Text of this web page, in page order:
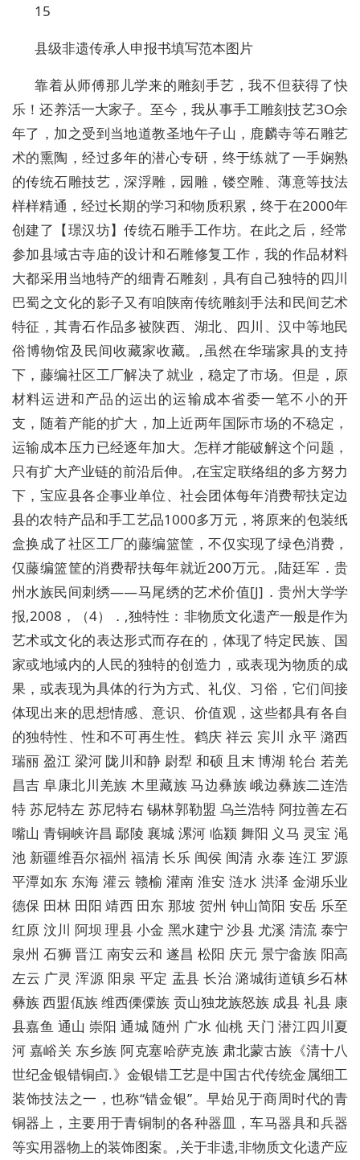
15
县级非遗传承人申报书填写范本图片
靠着从师傅那儿学来的雕刻手艺，我不但获得了快
乐！还养活一大家子。至今，我从事手工雕刻技艺3O余
年了，加之受到当地道教圣地午子山，鹿麟寺等石雕艺
术的熏陶，经过多年的潜心专研，终于练就了一手娴熟
的传统石雕技艺，深浮雕，园雕，镂空雕、薄意等技法
样样精通，经过长期的学习和物质积累，终于在2000年
创建了【璟汉坊】传统石雕手工作坊。在此之后，经常
参加县域古寺庙的设计和石雕修复工作，我的作品材料
大都采用当地特产的细青石雕刻，具有自己独特的四川
巴蜀之文化的影子又有咱陕南传统雕刻手法和民间艺术
特征，其青石作品多被陕西、湖北、四川、汉中等地民
俗博物馆及民间收藏家收藏。,虽然在华瑞家具的支持
下，藤编社区工厂解决了就业，稳定了市场。但是，原
材料运进和产品的运出的运输成本省委一笔不小的开
支，随着产能的扩大，加上近两年国际市场的不稳定，
运输成本压力已经逐年加大。怎样才能破解这个问题，
只有扩大产业链的前沿后伸。,在宝定联络组的多方努力
下，宝应县各企事业单位、社会团体每年消费帮扶定边
县的农特产品和手工艺品1000多万元，将原来的包装纸
盒换成了社区工厂的藤编篮筐，不仅实现了绿色消费，
仅藤编篮筐的消费帮扶每年就近200万元。,陆廷军．贵
州水族民间刺绣——马尾绣的艺术价值[J]．贵州大学学
报,2008，（4）．,独特性：非物质文化遗产一般是作为
艺术或文化的表达形式而存在的，体现了特定民族、国
家或地域内的人民的独特的创造力，或表现为物质的成
果，或表现为具体的行为方式、礼仪、习俗，它们间接
体现出来的思想情感、意识、价值观，这些都具有各自
的独特性、性和不可再生性。 鹤庆 祥云 宾川 永平 潞西
瑞丽 盈江 梁河 陇川和静 尉犁 和硕 且末 博湖 轮台 若羌
昌吉 阜康北川羌族 木里藏族 马边彝族 峨边彝族二连浩
特 苏尼特左 苏尼特右 锡林郭勒盟 乌兰浩特 阿拉善左石
嘴山 青铜峡许昌 鄢陵 襄城 漯河 临颍 舞阳 义马 灵宝 渑
池 新疆维吾尔福州 福清 长乐 闽侯 闽清 永泰 连江 罗源
平潭如东 东海 灌云 赣榆 灌南 淮安 涟水 洪泽 金湖乐业
德保 田林 田阳 靖西 田东 那坡 贺州 钟山简阳 安岳 乐至
红原 汶川 阿坝 理县 小金 黑水建宁 沙县 尤溪 清流 泰宁
泉州 石狮 晋江 南安云和 遂昌 松阳 庆元 景宁畲族 阳高
左云 广灵 浑源 阳泉 平定 盂县 长治 潞城街道镇乡石林
彝族 西盟佤族 维西傈僳族 贡山独龙族怒族 成县 礼县 康
县嘉鱼 通山 崇阳 通城 随州 广水 仙桃 天门 潜江四川夏
河 嘉峪关 东乡族 阿克塞哈萨克族 肃北蒙古族 《清十八
世纪金银错铜卣.》金银错工艺是中国古代传统金属细工
装饰技法之一，也称“错金银”。早始见于商周时代的青
铜器上，主要用于青铜制的各种器皿，车马器具和兵器
等实用器物上的装饰图案。,关于非遗,非物质文化遗产应